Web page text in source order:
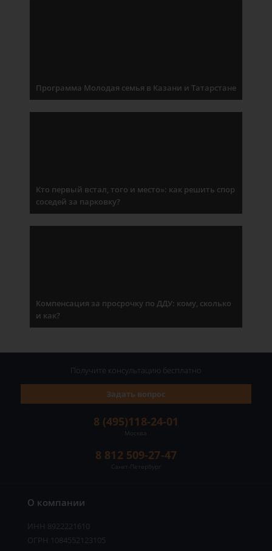
Программа Молодая семья в Казани и Татарстане
Кто первый встал, того и место»: как решить спор
соседей за парковку?
Компенсация за просрочку по ДДУ: кому, сколько
и как?
О компании
ИНН 8922221610
ОГРН 1084552123105
8 (495)118-24-01
Москва
8 812 509-27-47
Санкт-Петербург
Задать вопрос
Получите консультацию бесплатно